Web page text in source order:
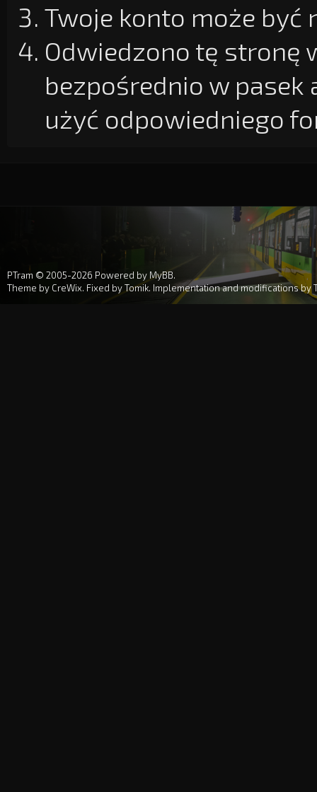
Twoje konto może
Odwiedzono tę stronę
bezpośrednio w
użyć odpowiedniego
PTram © 2005-2026 Powered by MyBB.
Theme by CreWix. Fixed byTomik. Implementation and modifications by